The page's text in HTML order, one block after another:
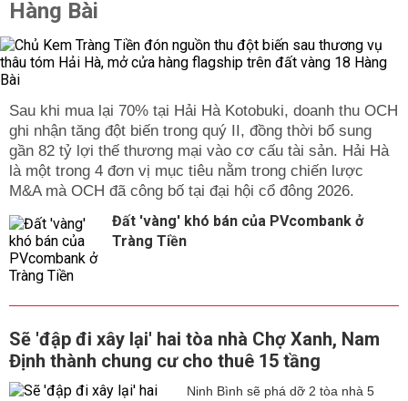
Hàng Bài
Sau khi mua lại 70% tại Hải Hà Kotobuki, doanh thu OCH
ghi nhận tăng đột biến trong quý II, đồng thời bổ sung
gần 82 tỷ lợi thế thương mại vào cơ cấu tài sản. Hải Hà
là một trong 4 đơn vị mục tiêu nằm trong chiến lược
M&A mà OCH đã công bố tại đại hội cổ đông 2026.
Đất 'vàng' khó bán của PVcombank ở
Tràng Tiền
Sẽ 'đập đi xây lại' hai tòa nhà Chợ Xanh, Nam
Định thành chung cư cho thuê 15 tầng
Ninh Bình sẽ phá dỡ 2 tòa nhà 5